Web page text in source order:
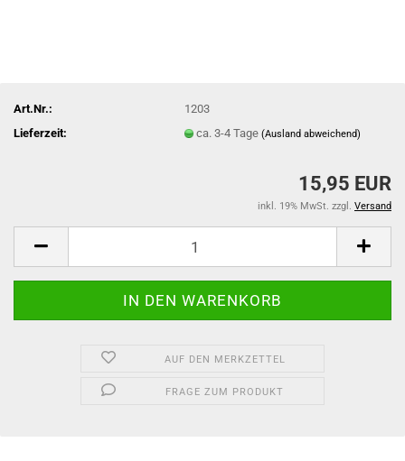
Art.Nr.:
1203
Lieferzeit:
ca. 3-4 Tage(Ausland abweichend)
15,95 EUR
inkl. 19% MwSt. zzgl. Versand
AUF DEN MERKZETTEL
FRAGE ZUM PRODUKT